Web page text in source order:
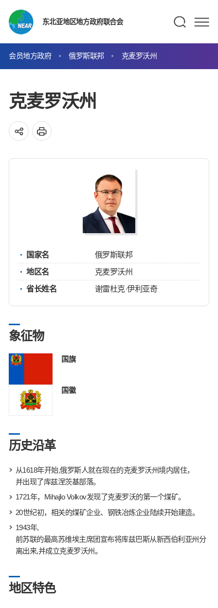
东北亚地区地方政府联合会
会员地方政府 俄罗斯联邦 克麦罗沃州
克麦罗沃州
国家名
俄罗斯联邦
地区名
克麦罗沃州
省长姓名
谢雷杜克·伊利亚奇
象征物
国旗
国徽
历史沿革
从1618年开始,俄罗斯人就在现在的克麦罗沃州境内居住，
并出现了库兹涅茨基部落。
1721年，Mihajlo Volkov发现了克麦罗沃的第一个煤矿。
20世纪初，相关的煤矿企业、钢铁冶炼企业陆续开始建造。
1943年,
前苏联的最高苏维埃主席团宣布将库兹巴斯从新西伯利亚州分
离出来,并成立克麦罗沃州。
地区特色